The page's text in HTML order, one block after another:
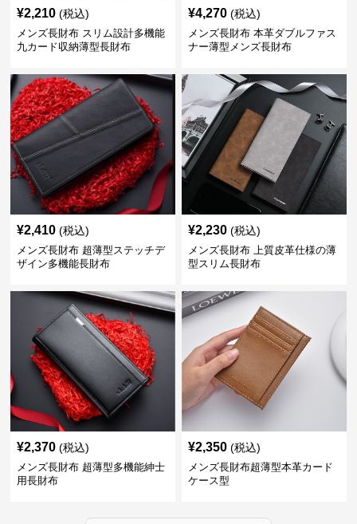
¥2,210 (税込)
メンズ長財布 スリム設計多機能
九カード収納薄型長財布
¥4,270 (税込)
メンズ長財布 本革ダブルファス
ナー薄型メンズ長財布
¥2,410 (税込)
メンズ長財布 超薄型ステッチデ
ザイン多機能長財布
¥2,230 (税込)
メンズ長財布 上質皮革仕様の薄
型スリム長財布
¥2,370 (税込)
メンズ長財布 超薄型多機能紳士
用長財布
¥2,350 (税込)
メンズ長財布超薄型本革カード
ケース型